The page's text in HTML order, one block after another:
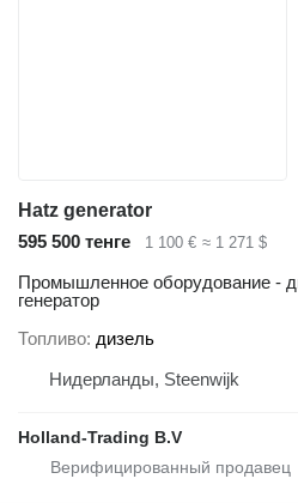
Hatz generator
595 500 тенге
1 100 € ≈ 1 271 $
Промышленное оборудование -
генератор
Топливо дизель
Нидерланды, Steenwijk
Holland-Trading B.V